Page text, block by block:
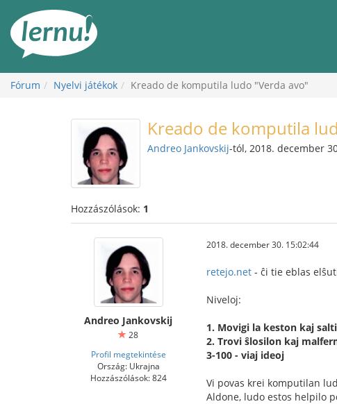
Fórum Nyelvi játékok Kreado de komputila ludo "Verda avo"
Kreado de komputila
Andreo Jankovskij-tól, 2018. december
Hozzászólások: 1
Andreo Jankovskij
28
Profil megtekintése
Ország: Ukrajna
Hozzászólások: 824
2018. december 30. 15:02:44
retejo.net - ĉi tie eblas
Niveloj:
1. Movigi la keston kaj
2. Trovi ŝlosilon kaj
3-100 - viaj ideoj
Vi povas krei komputilan
Aldone, ludo estos helpilo